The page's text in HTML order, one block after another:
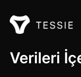
Verileri